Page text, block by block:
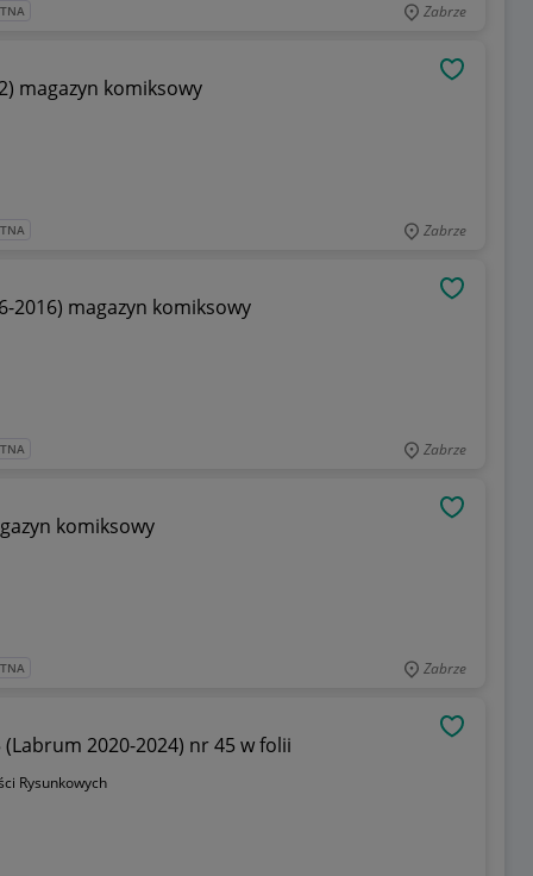
Zabrze
magazyn komiksowy
Zabrze
2016) magazyn komiksowy
Zabrze
komiksowy
Zabrze
(Labrum 2020-2024) nr 45 w folii
Rysunkowych